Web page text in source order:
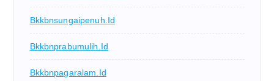
Bkkbnsungaipenuh.id
Bkkbnprabumulih.id
Bkkbnpagaralam.id